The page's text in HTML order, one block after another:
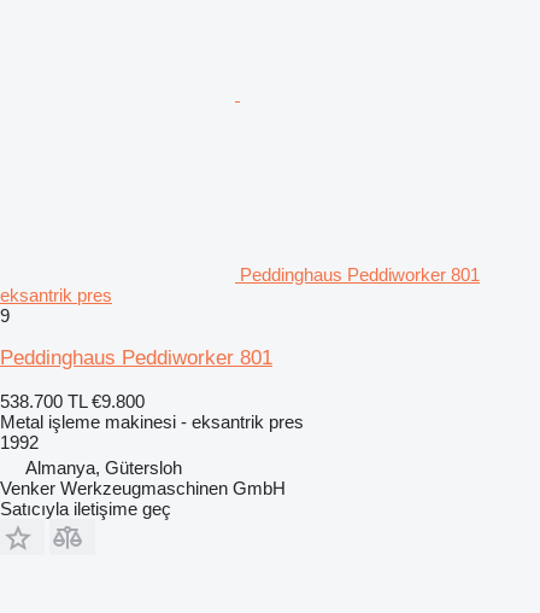
Peddinghaus Peddiworker 801
eksantrik pres
9
Peddinghaus Peddiworker 801
538.700 TL €9.800
Metal işleme makinesi - eksantrik pres
1992
Almanya, Gütersloh
Venker Werkzeugmaschinen GmbH
Satıcıyla iletişime geç